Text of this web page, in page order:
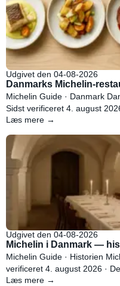
Udgivet den 04-08-2026
Danmarks Michelin-
Michelin Guide · Danmark
Sidst verificeret 4. august 2026
Læs mere →
Udgivet den 04-08-2026
Michelin i Danmark —
Michelin Guide · Historien
verificeret 4. august 2026 · De
Læs mere →